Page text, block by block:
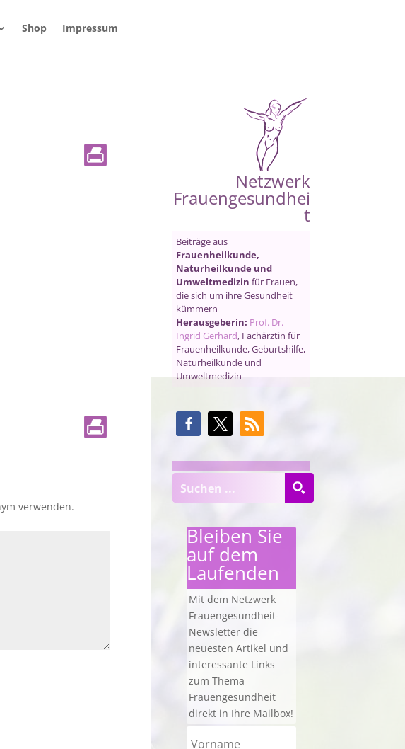
Shop Impressum
verwenden.
Netzwerk
Frauengesundhei
t
Beiträge aus
Frauenheilkunde,
Naturheilkunde und
Umweltmedizin für Frauen,
die sich um ihre Gesundheit
kümmern
Herausgeberin: Prof. Dr.
Ingrid Gerhard, Fachärztin für
Frauenheilkunde, Geburtshilfe,
Naturheilkunde und
Umweltmedizin
Bleiben Sie
auf dem
Laufenden
Mit dem Netzwerk
Frauengesundheit-
Newsletter die
neuesten Artikel und
interessante Links
zum Thema
Frauengesundheit
direkt in Ihre Mailbox!